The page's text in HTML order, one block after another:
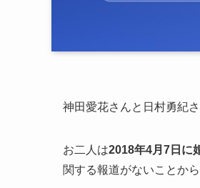
神田愛花さんと日村勇紀
お二人は2018年4月7日に
関する報道がないことか